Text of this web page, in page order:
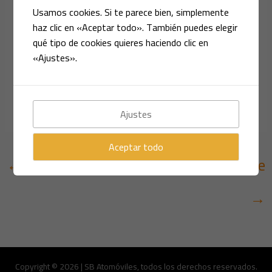
BUICK PARK AVENUE AÑO
1992
/Automóviles,Clásicos y Eventos/ PorSáez Bravo
Automóviles
← Entrada anterior Entrada siguiente
→
Copyright © 2026 | SB Atomóviles, todos los derechos reservados.
Usamos cookies. Si te parece bien, simplemente
haz clic en «Aceptar todo». También puedes elegir
qué tipo de cookies quieres haciendo clic en
«Ajustes».
Ajustes
Aceptar todo